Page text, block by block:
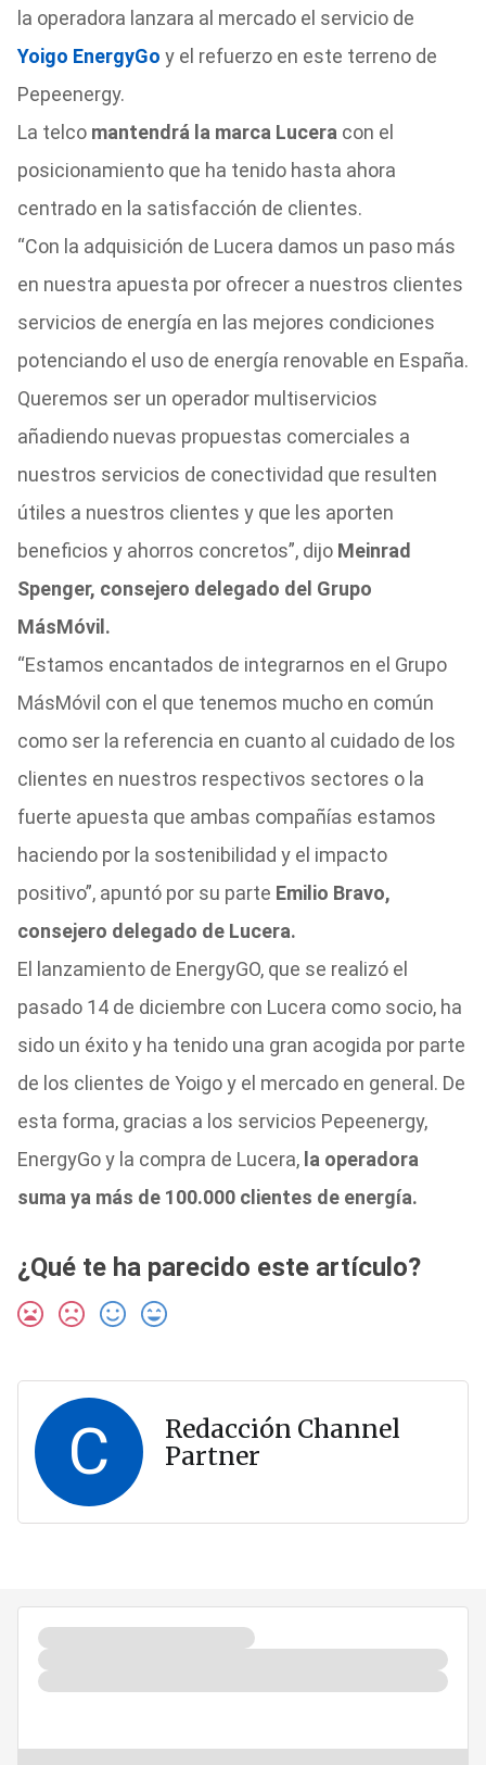
la operadora lanzara al mercado el servicio de
Yoigo EnergyGo y el refuerzo en este terreno de
Pepeenergy.
La telco mantendrá la marca Lucera con el
posicionamiento que ha tenido hasta ahora
centrado en la satisfacción de clientes.
“Con la adquisición de Lucera damos un paso más
en nuestra apuesta por ofrecer a nuestros clientes
servicios de energía en las mejores condiciones
potenciando el uso de energía renovable en España.
Queremos ser un operador multiservicios
añadiendo nuevas propuestas comerciales a
nuestros servicios de conectividad que resulten
útiles a nuestros clientes y que les aporten
beneficios y ahorros concretos”, dijo Meinrad
Spenger, consejero delegado del Grupo
MásMóvil.
“Estamos encantados de integrarnos en el Grupo
MásMóvil con el que tenemos mucho en común
como ser la referencia en cuanto al cuidado de los
clientes en nuestros respectivos sectores o la
fuerte apuesta que ambas compañías estamos
haciendo por la sostenibilidad y el impacto
positivo”, apuntó por su parte Emilio Bravo,
consejero delegado de Lucera.
El lanzamiento de EnergyGO, que se realizó el
pasado 14 de diciembre con Lucera como socio, ha
sido un éxito y ha tenido una gran acogida por parte
de los clientes de Yoigo y el mercado en general. De
esta forma, gracias a los servicios Pepeenergy,
EnergyGo y la compra de Lucera, la operadora
suma ya más de 100.000 clientes de energía.
¿Qué te ha parecido este artículo?
C
Redacción Channel
Partner